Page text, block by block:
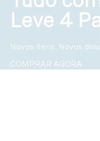
Leve 4
Novos itens. Novos
COMPRAR AGORA